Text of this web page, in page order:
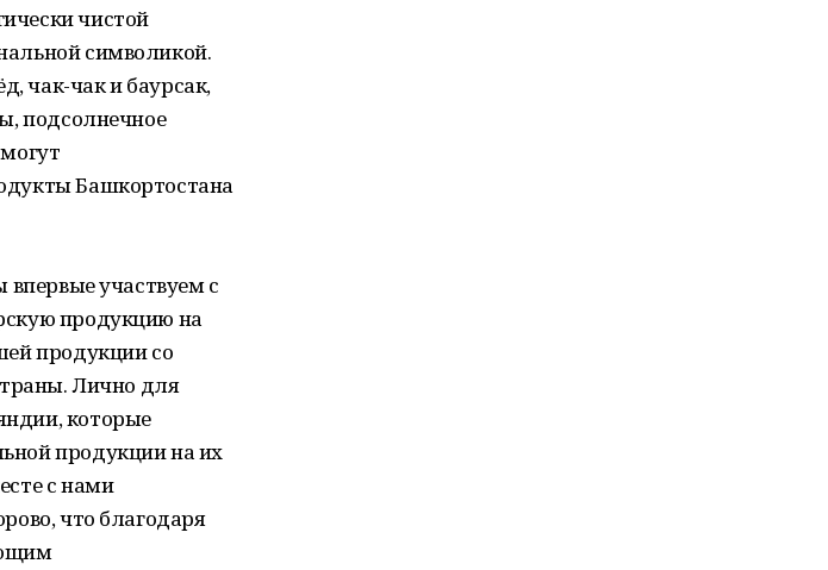
чистой
символикой.
чак-чак и баурсак,
подсолнечное
Башкортостана
впервые участвуем с
продукцию на
продукции со
Лично для
которые
продукции на их
с нами
что благодаря